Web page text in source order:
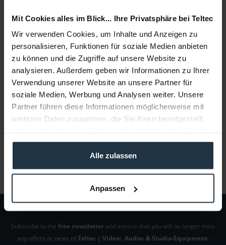
Mit Cookies alles im Blick... Ihre Privatsphäre bei Teltec
Wir verwenden Cookies, um Inhalte und Anzeigen zu
personalisieren, Funktionen für soziale Medien anbieten
zu können und die Zugriffe auf unsere Website zu
analysieren. Außerdem geben wir Informationen zu Ihrer
Verwendung unserer Website an unsere Partner für
soziale Medien, Werbung und Analysen weiter. Unsere
Partner führen diese Informationen möglicherweise mit
weiteren Daten zusammen, die Sie ihnen bereitgestellt
gesammelt haben.
Alle zulassen
Anpassen
Hauptmerkmale FireWire 9 Pin Stecker auf 9 Pin Stecker zur
Verbindung von Videokameras mit 9... more
Consultation
Media
Manufacturer & Product Safety Information
Folgende Infos zum Hersteller sind verfübar......more
Subscribe to the free newsletter and ensure that you will no longer miss
any offers or news ofTeltec | Video-, Audio- & Studio-Equipment.